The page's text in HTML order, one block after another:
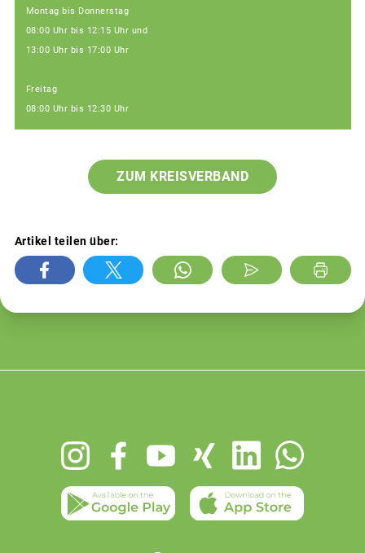
Montag bis Donnerstag
08:00 Uhr bis 12:15 Uhr und
13:00 Uhr bis 17:00 Uhr
Freitag
08:00 Uhr bis 12:30 Uhr
ZUM KREISVERBAND
Artikel teilen über: